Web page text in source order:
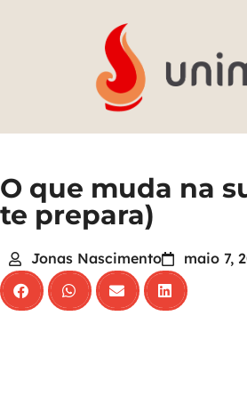
O que muda na
te prepara)
Jonas Nascimento maio 7,